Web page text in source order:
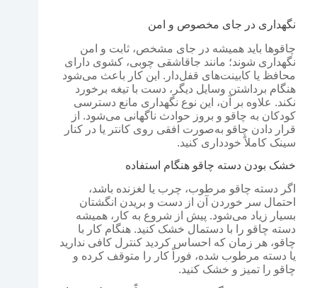
نگهداری در جای مخصوص و امن
چاقوها باید همیشه در جای مشخص، ثابت و امن
نگهداری شوند؛ مانند جاقاشقی چوبی، کشوی دارای
محافظ یا کابینت‌های قفل‌دار. این کار باعث می‌شود
هنگام برداشتن وسایل دیگر، دست با تیغه برخورد
نکند. علاوه بر آن، این نوع نگهداری مانع دسترسی
کودکان به چاقو و بروز حوادث ناگهانی می‌شود. از
قرار دادن چاقو به‌صورت افقی روی کانتر یا در کنار
سینک کاملاً خودداری کنید.
خشک بودن دسته چاقو هنگام استفاده
اگر دسته چاقو مرطوب، چرب یا لغزنده باشد،
احتمال سر خوردن آن از دست و بریدن انگشتان
بسیار زیاد می‌شود. پیش از شروع به کار، همیشه
دسته چاقو را با دستمال خشک کنید. هنگام کار با
چاقو، هر زمان که احساس کردید کنترل کافی ندارید
یا دسته مرطوب شده، فوراً کار را متوقف کرده و
چاقو را تمیز و خشک کنید.